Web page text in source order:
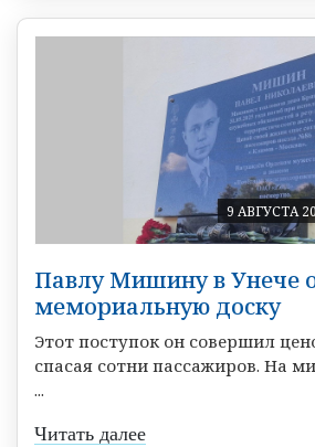
9 АВГУСТА
Павлу Мишину в Унече
мемориальную доску
Этот поступок он совершил
спасая сотни пассажиров. На
...
Читать далее